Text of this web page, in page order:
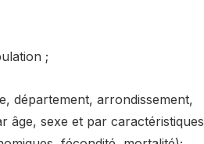
;
département, arrondissement,
âge, sexe et par caractéristiques